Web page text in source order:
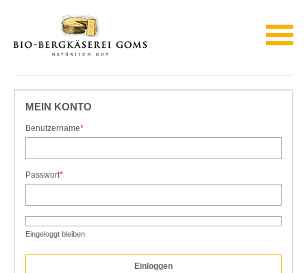
MEIN KONTO
Benutzername*
Pflichtfeld
Passwort*
Pflichtfeld
Eingeloggt bleiben